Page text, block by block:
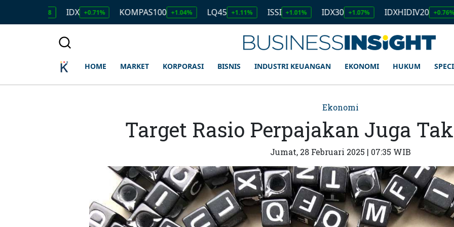
IDX +0.71% KOMPAS100 +1.04% LQ45 +1.11% ISSI +1.01% IDX30 +1.07% IDXHIDIV20 +0.76%
HOME MARKET KORPORASI BISNIS INDUSTRI KEUANGAN EKONOMI HUKUM
Ekonomi
Target Rasio Perpajakan Juga
Jumat, 28 Februari 2025 | 07:35 WIB